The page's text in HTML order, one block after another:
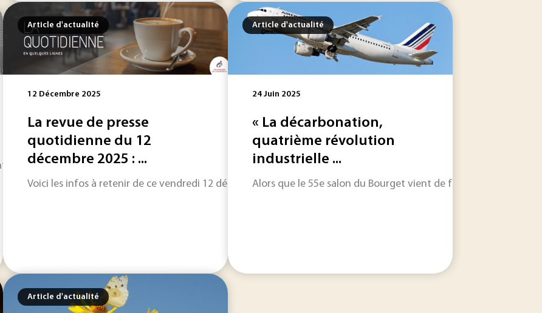
des notions en « tion » pour décrire un système, caractériser son fonctionnement ainsi que la manière de le créer,...
Article d'actualité
12 Décembre 2025
La revue de presse
quotidienne du 12
décembre 2025 : ...
Voici les infos à retenir de ce vendredi 12 décembre : une sélection express de ce qui fait l’actualité industrielle
Article d'actualité
24 Juin 2025
« La décarbonation,
quatrième révolution
industrielle ...
Alors que le 55e salon du Bourget vient de fermer ses portes,
Article d'actualité